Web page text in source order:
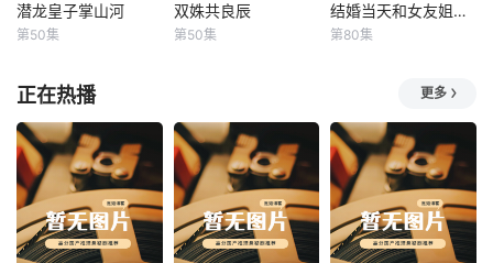
潜龙皇子掌山河
潜龙皇子掌山河
第50集
双姝共良辰
双姝共良辰
第50集
结婚当天和女友姐姐一起穿越了 结婚当天和女友姐姐一起穿越了
第80集
正在热播 更多